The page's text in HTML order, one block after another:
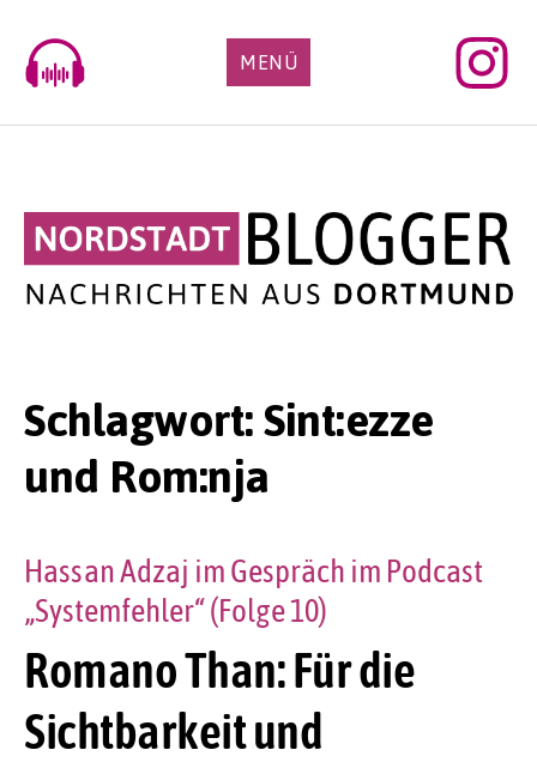
content
MENÜ
Schlagwort:Sint:ezze
und Rom:nja
Romano Than: Für die
Sichtbarkeit und
Hassan Adzaj im Gespräch im Podcast
„Systemfehler“ (Folge 10)